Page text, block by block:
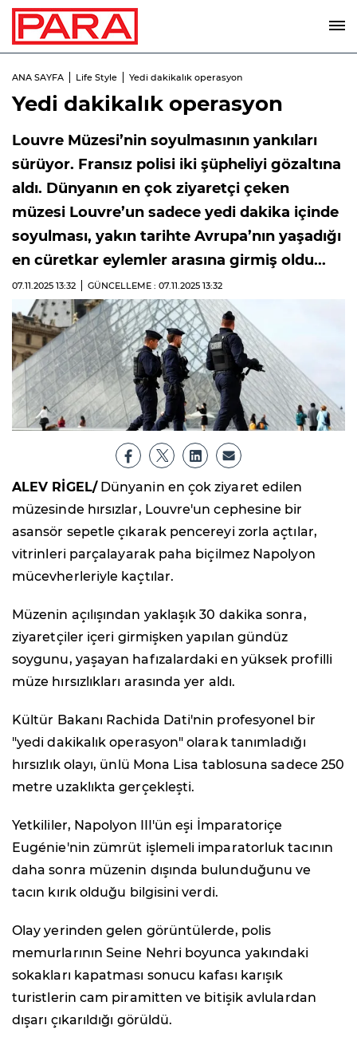
ANA SAYFA Life Style Yedi dakikalık operasyon
Yedi dakikalık operasyon
Louvre Müzesi’nin soyulmasının yankıları
sürüyor. Fransız polisi iki şüpheliyi gözaltına
aldı. Dünyanın en çok ziyaretçi çeken
müzesi Louvre’un sadece yedi dakika içinde
soyulması, yakın tarihte Avrupa’nın yaşadığı
en cüretkar eylemler arasına girmiş oldu...
07.11.2025 13:32 GÜNCELLEME : 07.11.2025 13:32
ALEV RİGEL/Dünyanin en çok ziyaret edilen
müzesinde hırsızlar, Louvre'un cephesine bir
asansör sepetle çıkarak pencereyi zorla açtılar,
vitrinleri parçalayarak paha biçilmez Napolyon
mücevherleriyle kaçtılar.
Müzenin açılışından yaklaşık 30 dakika sonra,
ziyaretçiler içeri girmişken yapılan gündüz
soygunu, yaşayan hafızalardaki en yüksek profilli
müze hırsızlıkları arasında yer aldı.
Kültür Bakanı Rachida Dati'nin profesyonel bir
"yedi dakikalık operasyon" olarak tanımladığı
hırsızlık olayı, ünlü Mona Lisa tablosuna sadece 250
metre uzaklıkta gerçekleşti.
Yetkililer, Napolyon III'ün eşi İmparatoriçe
Eugénie'nin zümrüt işlemeli imparatorluk tacının
daha sonra müzenin dışında bulunduğunu ve
tacın kırık olduğu bilgisini verdi.
Olay yerinden gelen görüntülerde, polis
memurlarının Seine Nehri boyunca yakındaki
sokakları kapatması sonucu kafası karışık
turistlerin cam piramitten ve bitişik avlulardan
dışarı çıkarıldığı görüldü.